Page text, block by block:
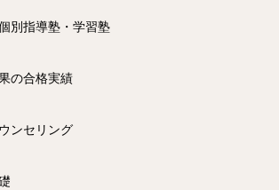
別指導塾・学習塾
の合格実績
ンセリング